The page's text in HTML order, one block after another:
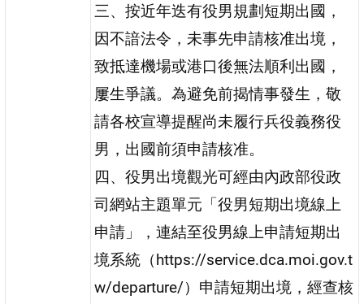
三、按近年迭有役男規劃短期出國，
因不諳法令，未事先申請核准出境，
致抵達機場或港口後無法順利出國，
屢生爭議。為避免前揭情事發生，敬
請各校宣導提醒尚未履行兵役義務役
男，出國前須申請核准。
四、役男出境觀光可經由內政部役政
司網站主題單元「役男短期出境線上
申請」，連結至役男線上申請短期出
境系統（https://service.dca.moi.gov.t
w/departure/）申請短期出境，經查核